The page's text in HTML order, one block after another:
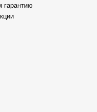
гарантию